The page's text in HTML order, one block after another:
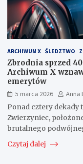
ARCHIWUM X ŚLEDZTWO
Zbrodnia sprzed
Archiwum X
emerytów
5 marca 2026
Anna
Ponad cztery dekady
Zwierzyniec,
brutalnego
Czytaj dalej